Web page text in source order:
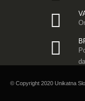
© Copyright 2020 Unikatna